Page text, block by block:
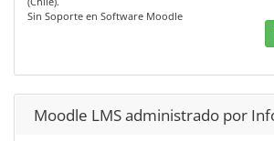
Sin Soporte en Software Moodle
Moodle LMS administrado por